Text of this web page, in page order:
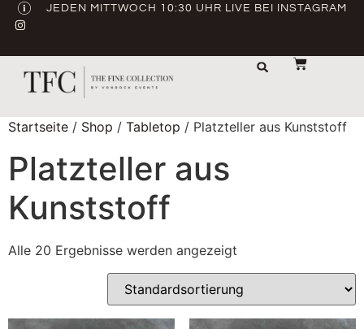
JEDEN MITTWOCH 10:30 UHR LIVE BEI INSTAGRAM
Startseite / Shop / Tabletop / Platzteller aus Kunststoff
Platzteller aus
Kunststoff
Alle 20 Ergebnisse werden angezeigt